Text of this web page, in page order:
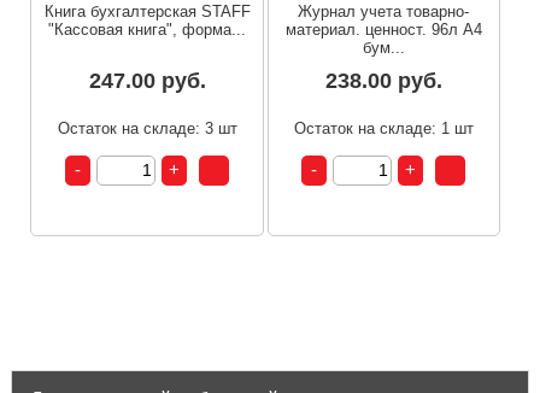
Книга бухгалтерская STAFF
"Кассовая книга", форма...
247.00 руб.
Остаток на складе: 3 шт
Журнал учета товарно-
материал. ценност. 96л А4
бум...
238.00 руб.
Остаток на складе: 1 шт